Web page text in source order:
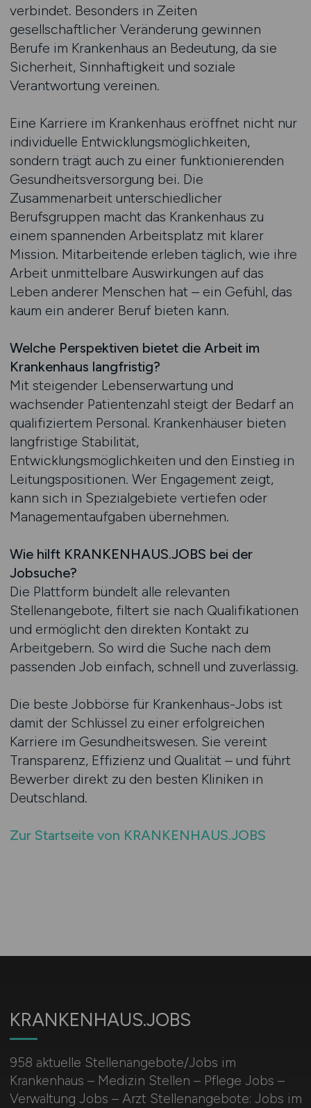
verbindet. Besonders in Zeiten
gesellschaftlicher Veränderung gewinnen
Berufe im Krankenhaus an Bedeutung, da sie
Sicherheit, Sinnhaftigkeit und soziale
Verantwortung vereinen.
Eine Karriere im Krankenhaus eröffnet nicht nur
individuelle Entwicklungsmöglichkeiten,
sondern trägt auch zu einer funktionierenden
Gesundheitsversorgung bei. Die
Zusammenarbeit unterschiedlicher
Berufsgruppen macht das Krankenhaus zu
einem spannenden Arbeitsplatz mit klarer
Mission. Mitarbeitende erleben täglich, wie ihre
Arbeit unmittelbare Auswirkungen auf das
Leben anderer Menschen hat – ein Gefühl, das
kaum ein anderer Beruf bieten kann.
Welche Perspektiven bietet die Arbeit im
Krankenhaus langfristig?
Mit steigender Lebenserwartung und
wachsender Patientenzahl steigt der Bedarf an
qualifiziertem Personal. Krankenhäuser bieten
langfristige Stabilität,
Entwicklungsmöglichkeiten und den Einstieg in
Leitungspositionen. Wer Engagement zeigt,
kann sich in Spezialgebiete vertiefen oder
Managementaufgaben übernehmen.
Wie hilft KRANKENHAUS.JOBS bei der
Jobsuche?
Die Plattform bündelt alle relevanten
Stellenangebote, filtert sie nach Qualifikationen
und ermöglicht den direkten Kontakt zu
Arbeitgebern. So wird die Suche nach dem
passenden Job einfach, schnell und zuverlässig.
Die beste Jobbörse für Krankenhaus-Jobs ist
damit der Schlüssel zu einer erfolgreichen
Karriere im Gesundheitswesen. Sie vereint
Transparenz, Effizienz und Qualität – und führt
Bewerber direkt zu den besten Kliniken in
Deutschland.
Zur Startseite von KRANKENHAUS.JOBS
KRANKENHAUS.JOBS
958 aktuelle Stellenangebote/Jobs im
Krankenhaus – Medizin Stellen – Pflege Jobs –
Verwaltung Jobs – Arzt Stellenangebote: Jobs im